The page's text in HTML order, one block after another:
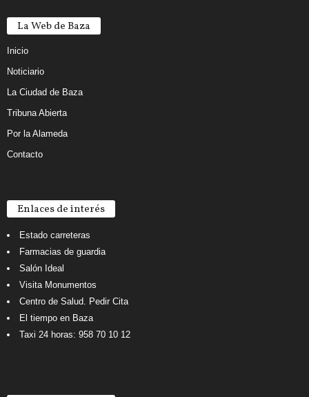
La Web de Baza
Inicio
Noticiario
La Ciudad de Baza
Tribuna Abierta
Por la Alameda
Contacto
Enlaces de interés
Estado carreteras
Farmacias de guardia
Salón Ideal
Visita Monumentos
Centro de Salud. Pedir Cita
El tiempo en Baza
Taxi 24 horas: 958 70 10 12